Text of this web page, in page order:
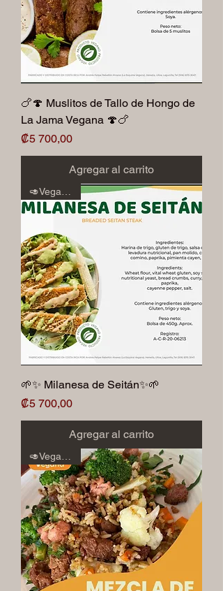
🍗🍄 Muslitos de Tallo de Hongo de
La Jama Vegana 🍄🍗
Precio
₡5 700,00
Agregar al carrito
🌱✨ Milanesa de Seitán✨🌱
Precio
₡5 700,00
Agregar al carrito